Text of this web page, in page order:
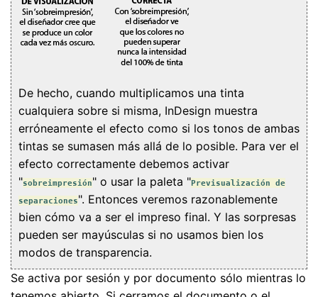
De hecho, cuando multiplicamos una tinta
cualquiera sobre si misma, InDesign muestra
erróneamente el efecto como si los tonos de ambas
tintas se sumasen más allá de lo posible. Para ver el
efecto correctamente debemos activar
"sobreimpresión" o usar la paleta "Previsualización de
separaciones". Entonces veremos razonablemente
bien cómo va a ser el impreso final. Y las sorpresas
pueden ser mayúsculas si no usamos bien los
modos de transparencia.
Se activa por sesión y por documento sólo mientras lo